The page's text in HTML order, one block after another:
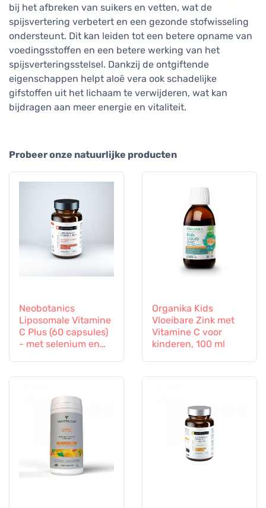
bij het afbreken van suikers en vetten, wat de
spijsvertering verbetert en een gezonde stofwisseling
ondersteunt. Dit kan leiden tot een betere opname van
voedingsstoffen en een betere werking van het
spijsverteringsstelsel. Dankzij de ontgiftende
eigenschappen helpt aloë vera ook schadelijke
gifstoffen uit het lichaam te verwijderen, wat kan
bijdragen aan meer energie en vitaliteit.
Probeer onze natuurlijke producten
Neobotanics
Liposomale Vitamine
C Plus (60 capsules)
- met selenium en
Organika Kids
Vloeibare Zink met
Vitamine C voor
kinderen, 100 ml